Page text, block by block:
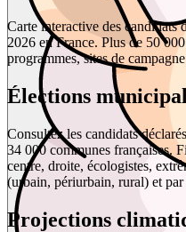
Carte interactive des candidats
2026 en France. Plus de 50
programmes, sites de
Élections
Consultez les candidats
34 000 communes françaises.
centre, droite, écologistes,
(urbain, périurbain, rural) et
Projections